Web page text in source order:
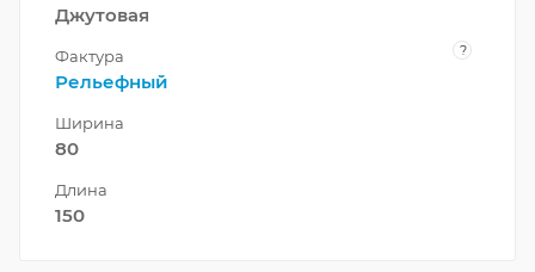
Джутовая
Фактура ?
Рельефный
Ширина
80
Длина
150